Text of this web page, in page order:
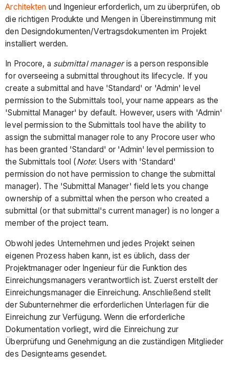
Architekten und Ingenieur erforderlich, um zu überprüfen, ob
die richtigen Produkte und Mengen in Übereinstimmung mit
den Designdokumenten/Vertragsdokumenten im Projekt
installiert werden.
In Procore, a submittal manageris a person responsible
for overseeing a submittal throughout its lifecycle. If you
create a submittal and have 'Standard' or 'Admin' level
permission to the Submittals tool, your name appears as the
'Submittal Manager' by default. However, users with 'Admin'
level permission to the Submittals tool have the ability to
assign the submittal manager role to any Procore user who
has been granted 'Standard' or 'Admin' level permission to
the Submittals tool (Note: Users with 'Standard'
permission do not have permission to change the submittal
manager). The 'Submittal Manager' field lets you change
ownership of a submittal when the person who created a
submittal (or that submittal's current manager) is no longer a
member of the project team.
Obwohl jedes Unternehmen und jedes Projekt seinen
eigenen Prozess haben kann, ist es üblich, dass der
Projektmanager oder Ingenieur für die Funktion des
Einreichungsmanagers verantwortlich ist. Zuerst erstellt der
Einreichungsmanager die Einreichung. Anschließend stellt
der Subunternehmer die erforderlichen Unterlagen für die
Einreichung zur Verfügung. Wenn die erforderliche
Dokumentation vorliegt, wird die Einreichung zur
Überprüfung und Genehmigung an die zuständigen Mitglieder
des Designteams gesendet.